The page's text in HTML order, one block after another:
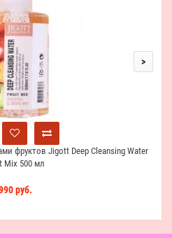
фруктов Jigott Deep Cleansing Water
Mix 500 мл
руб.
>